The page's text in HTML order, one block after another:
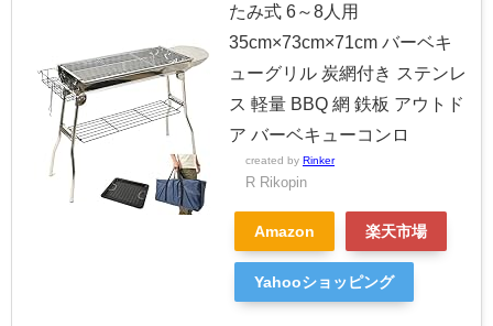
たみ式 6～8人用
35cm×73cm×71cm バーベキ
ューグリル 炭網付き ステンレ
ス 軽量 BBQ 網 鉄板 アウトド
ア バーベキューコンロ
created by Rinker
R Rikopin
Amazon 楽天市場
Yahooショッピング